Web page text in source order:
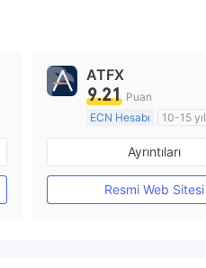
ATFX
9.21 Puan
ECN Hesabı
10-15 yıl
Pazar Yapıcılık (MM)
MT4 Tam Lisans
Ayrıntıları
Resmi Web Sitesi